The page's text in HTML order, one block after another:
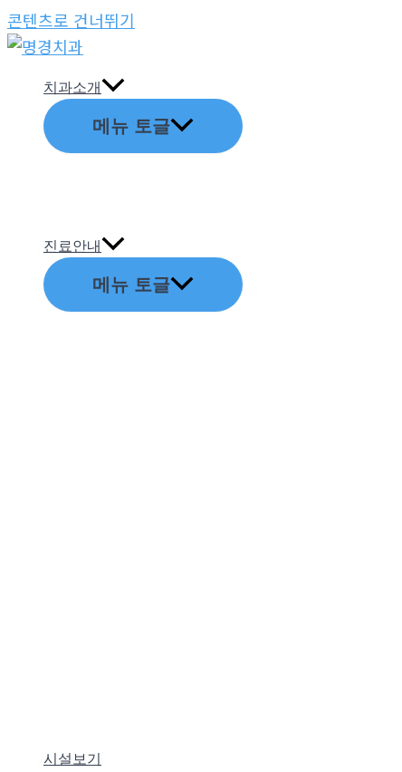
콘텐츠로 건너뛰기
치과소개
메뉴 토글
진료안내
메뉴 토글
시설보기